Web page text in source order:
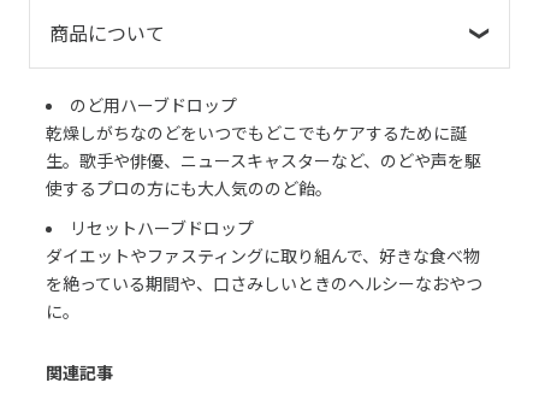
商品について
のど用ハーブドロップ
乾燥しがちなのどをいつでもどこでもケアするために誕
生。歌手や俳優、ニュースキャスターなど、のどや声を駆
使するプロの方にも大人気ののど飴。
リセットハーブドロップ
ダイエットやファスティングに取り組んで、好きな食べ物
を絶っている期間や、口さみしいときのヘルシーなおやつ
に。
関連記事